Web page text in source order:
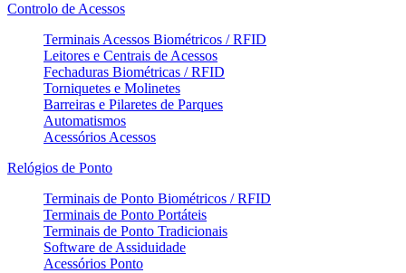
Controlo de Acessos
Terminais Acessos Biométricos / RFID
Leitores e Centrais de Acessos
Fechaduras Biométricas / RFID
Torniquetes e Molinetes
Barreiras e Pilaretes de Parques
Automatismos
Acessórios Acessos
Relógios de Ponto
Terminais de Ponto Biométricos / RFID
Terminais de Ponto Portáteis
Terminais de Ponto Tradicionais
Software de Assiduidade
Acessórios Ponto